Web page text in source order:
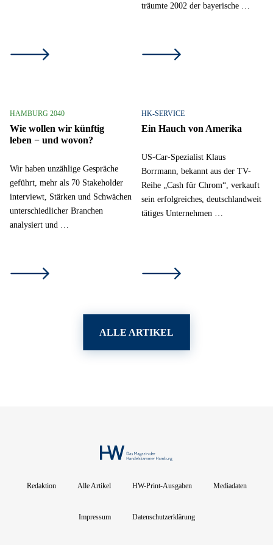
träumte 2002 der bayerische …
HAMBURG 2040
Wie wollen wir künftig
leben − und wovon?
Wir haben unzählige Gespräche
geführt, mehr als 70 Stakeholder
interviewt, Stärken und Schwächen
unterschiedlicher Branchen
analysiert und …
HK-SERVICE
Ein Hauch von Amerika
US-Car-Spezialist Klaus
Borrmann, bekannt aus der TV-
Reihe „Cash für Chrom“, verkauft
sein erfolgreiches, deutschlandweit
tätiges Unternehmen …
ALLE ARTIKEL
Redaktion Alle Artikel HW-Print-Ausgaben Mediadaten
Impressum Datenschutzerklärung